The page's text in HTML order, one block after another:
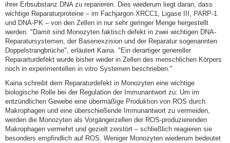
ihrer Erbsubstanz DNA zu reparieren. Dies wiederum liegt daran, dass
wichtige Reparaturproteine – im Fachjargon XRCC1, Ligase III, PARP-1
und DNA-PK – von den Zellen in nur sehr geringer Menge hergestellt
werden. "Damit sind Monozyten faktisch defekt in zwei wichtigen DNA-
Reparatursystemen, der Basenexzision und der Reparatur sogenannten
Doppelstrangbrüche", erläutert Kaina. "Ein derartiger genereller
Repararturdefekt wurde bisher weder in Zellen des menschlichen Körpers
noch in experimentellen in vitro Systemen beschrieben."
Kaina schreibt dem Reparaturdefekt in Monozyten eine wichtige
biologische Rolle bei der Regulation der Immunantwort zu: Um im
entzündlichen Gewebe eine übermäßige Produktion von ROS durch
Makrophagen und eine überschießende Immunantwort zu vermeiden,
werden die Monozyten als Vorgängerzellen der ROS-produzierenden
Makrophagen vermehrt und gezielt zerstört – schließlich reagieren sie
besonders empfindlich auf ROS. Weniger Monozyten wiederum bedeutet